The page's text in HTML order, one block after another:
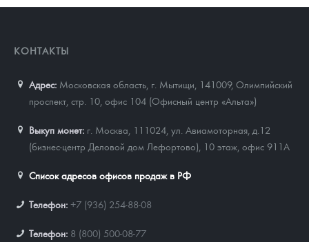
КОНТАКТЫ
Адрес: Московская область, г. Мытищи, 141009, Олимпийский
проспект, стр. 10, офис 104 (Офисный центр «Альта»)
Выкуп монет: г. Москва, 111024, ул. Авиамоторная, д.12
(бизнес-центр Деловой дом Лефортово), 10 этаж, офис 911А
Список адресов офисов продаж в РФ
Телефон: +7 (936) 254-88-08
Телефон: 8 (800) 500-08-77